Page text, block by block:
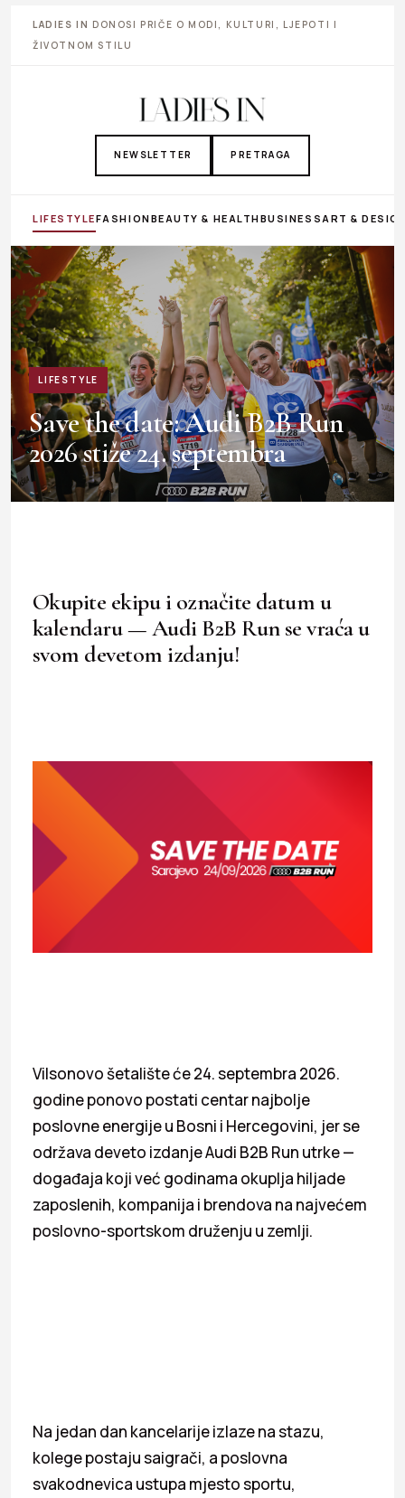
LADIES IN DONOSI PRIČE O MODI, KULTURI, LJEPOTI I
ŽIVOTNOM STILU
NEWSLETTER PRETRAGA
LIFESTYLEFASHIONBEAUTY & HEALTHBUSINESS ART &
LIFESTYLE
Save the date: Audi B2B Run
2026 stiže 24. septembra
Okupite ekipu i označite datum u
kalendaru — Audi B2B Run se vraća u
svom devetom izdanju!
Vilsonovo šetalište će 24. septembra 2026.
godine ponovo postati centar najbolje
poslovne energije u Bosni i Hercegovini, jer se
održava deveto izdanje Audi B2B Run utrke —
događaja koji već godinama okuplja hiljade
zaposlenih, kompanija i brendova na najvećem
poslovno-sportskom druženju u zemlji.
Na jedan dan kancelarije izlaze na stazu,
kolege postaju saigrači, a poslovna
svakodnevica ustupa mjesto sportu,